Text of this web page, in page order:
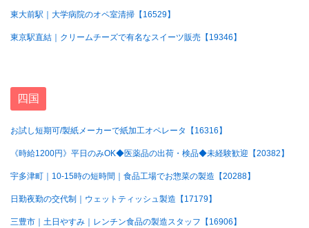
東大前駅｜大学病院のオペ室清掃【16529】
東京駅直結｜クリームチーズで有名なスイーツ販売【19346】
四国
お試し短期可/製紙メーカーで紙加工オペレータ【16316】
《時給1200円》平日のみOK◆医薬品の出荷・検品◆未経験歓迎【20382】
宇多津町｜10-15時の短時間｜食品工場でお惣菜の製造【20288】
日勤夜勤の交代制｜ウェットティッシュ製造【17179】
三豊市｜土日やすみ｜レンチン食品の製造スタッフ【16906】